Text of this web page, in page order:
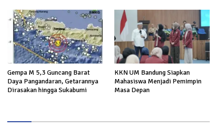
Gempa M 5,3 Guncang Barat
Daya Pangandaran, Getarannya
Dirasakan hingga Sukabumi
KKN UM Bandung Siapkan
Mahasiswa Menjadi Pemimpin
Masa Depan